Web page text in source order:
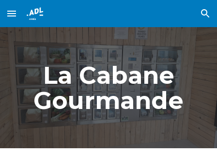
Skip to main content Skip to navigation
La Cabane
Gourmande